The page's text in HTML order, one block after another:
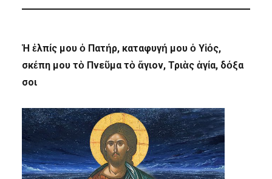
Ἡ ἐλπίς μου ὁ Πατήρ, καταφυγή μου ὁ Υἱός,
σκέπη μου τὸ Πνεῦμα τὸ ἅγιον, Τριὰς ἁγία, δόξα
σοι